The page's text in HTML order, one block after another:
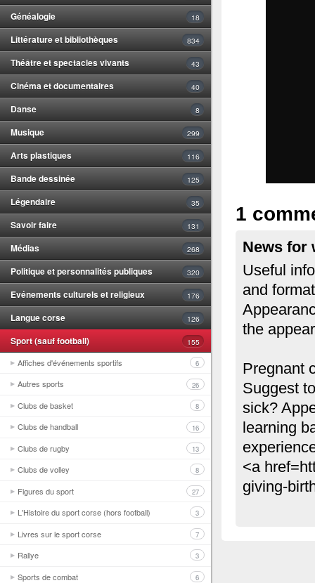
Généalogie 18
Littérature et bibliothèques 834
Théâtre et spectacles vivants 43
Cinéma et documentaires 40
Danse 8
Musique 299
Arts plastiques 116
Bande dessinée 125
Légendaire 35
Savoir faire 131
Médias 268
Politique et personnalités publiques 320
Evénements culturels et religieux 176
Langue corse 126
Sport (sauf football) 155
Affiches d'événements sportifs 6
Autres sports 26
Clubs de basket 8
Clubs de handball 16
Clubs de rugby 13
Clubs de volley 8
Figures du sport 27
L'Histoire du sport corse (hors football) 3
Livres sur le sport corse 7
Rallye 3
Sports de combat 6
1
News for
Useful
and
the
Pregnant
Suggest
sick?
learning
<a
giving-